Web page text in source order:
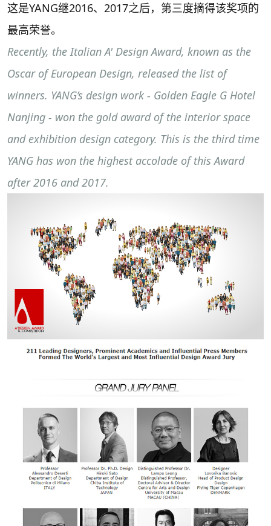
这是YANG继2016、2017之后，第三度摘得该奖项的
最高荣誉。
Recently, the Italian A' Design Award, known as the
Oscar of European Design, released the list of
winners. YANG’s design work - Golden Eagle G Hotel
Nanjing - won the gold award of the interior space
and exhibition design category. This is the third time
YANG has won the highest accolade of this Award
after 2016 and 2017.